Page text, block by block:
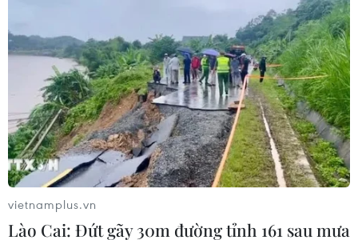
24/07/2026 14:55
Sẽ ban hành quy chuẩn kỹ thuật đối
với trụ và trạm sạc xe điện trước 30/9
24/07/2026 11:01
Tây Ban Nha trở thành “cứ điểm” xe
vietnamplus.vn
Lào Cai: Đứt gãy 30m đường tỉnh 161 sau mưa